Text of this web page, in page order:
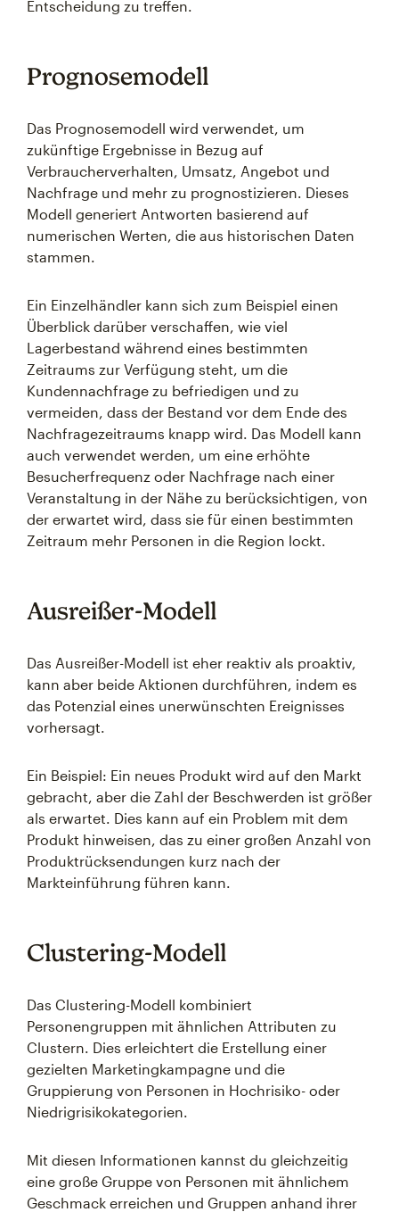
Entscheidung zu treffen.
Prognosemodell
Das Prognosemodell wird verwendet, um
zukünftige Ergebnisse in Bezug auf
Verbraucherverhalten, Umsatz, Angebot und
Nachfrage und mehr zu prognostizieren. Dieses
Modell generiert Antworten basierend auf
numerischen Werten, die aus historischen Daten
stammen.
Ein Einzelhändler kann sich zum Beispiel einen
Überblick darüber verschaffen, wie viel
Lagerbestand während eines bestimmten
Zeitraums zur Verfügung steht, um die
Kundennachfrage zu befriedigen und zu
vermeiden, dass der Bestand vor dem Ende des
Nachfragezeitraums knapp wird. Das Modell kann
auch verwendet werden, um eine erhöhte
Besucherfrequenz oder Nachfrage nach einer
Veranstaltung in der Nähe zu berücksichtigen, von
der erwartet wird, dass sie für einen bestimmten
Zeitraum mehr Personen in die Region lockt.
Ausreißer-Modell
Das Ausreißer-Modell ist eher reaktiv als proaktiv,
kann aber beide Aktionen durchführen, indem es
das Potenzial eines unerwünschten Ereignisses
vorhersagt.
Ein Beispiel: Ein neues Produkt wird auf den Markt
gebracht, aber die Zahl der Beschwerden ist größer
als erwartet. Dies kann auf ein Problem mit dem
Produkt hinweisen, das zu einer großen Anzahl von
Produktrücksendungen kurz nach der
Markteinführung führen kann.
Clustering-Modell
Das Clustering-Modell kombiniert
Personengruppen mit ähnlichen Attributen zu
Clustern. Dies erleichtert die Erstellung einer
gezielten Marketingkampagne und die
Gruppierung von Personen in Hochrisiko- oder
Niedrigrisikokategorien.
Mit diesen Informationen kannst du gleichzeitig
eine große Gruppe von Personen mit ähnlichem
Geschmack erreichen und Gruppen anhand ihrer